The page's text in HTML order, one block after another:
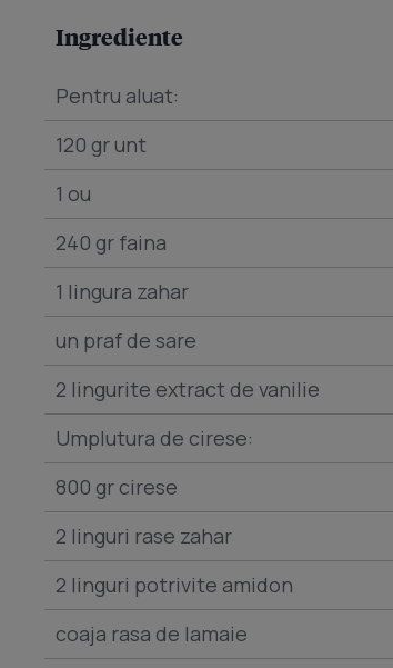
Ingrediente
Pentru aluat:
120 gr unt
1 ou
240 gr faina
1 lingura zahar
un praf de sare
2 lingurite extract de vanilie
Umplutura de cirese:
800 gr cirese
2 linguri rase zahar
2 linguri potrivite amidon
coaja rasa de lamaie